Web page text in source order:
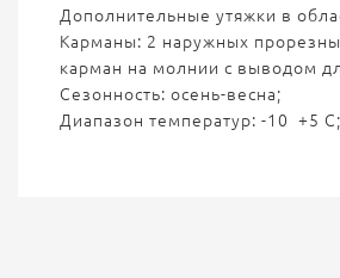
Дополнительные утяжки в
Карманы: 2 наружных
карман на молнии с выводом
Сезонность: осень-весна;
Диапазон температур: -10 +5